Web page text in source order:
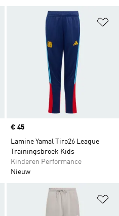
Op verlanglijst zetten
Price
€ 45
Lamine Yamal Tiro26 League
Trainingsbroek Kids
Kinderen Performance
Nieuw
Op verlanglijst zetten